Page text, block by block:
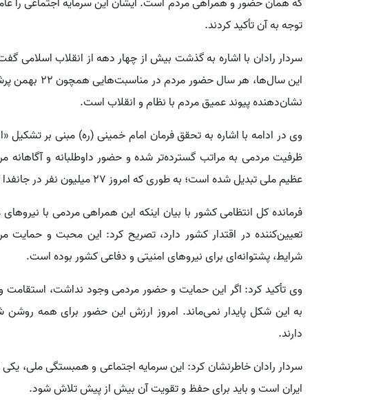
که همان حضور و همراهی مردم است. ایشان این سرمایه اجتماعی را
توجه به آن تأکید کردند.
سردار رادان با اشاره به گذشت بیش از چهار دهه از انقلاب
این سال‌ها، هر
نشان‌دهنده پیوند عمیق مردم با نظام و انقلاب است.
ظرفیت مردمی به مراتب گسترده‌تر شده و حضور داوطلبانه و
عظیم ملی تبدیل شده است؛ به طوری که امروز ۲۷ میلیون نفر در جانفدا ثبت نام کرده‌اند.
فرمانده کل انتظامی کشور با بیان اینکه این همراهی مردمی با
تعیین‌کننده در اقتدار کشور دارد، تصریح کرد: این محبت و
شرایط، پشتوانه‌ای برای نیروهای امنیتی و دفاعی کشور بوده است.
وی تأکید کرد: اگر این حمایت و حضور مردمی وجود نداشت،
به این شکل پایدار نمی‌ماند. امروز ارزش این حضور برای همه روشن
دارند.
سردار رادان خاطرنشان کرد: این سرمایه اجتماعی و همبستگی ملی،
ایران است و باید برای حفظ و تقویت آن بیش از پیش تلاش شود.